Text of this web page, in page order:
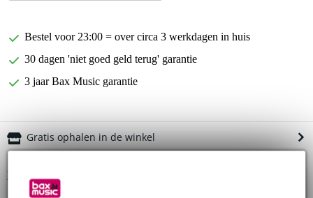
Bestel voor 23:00 = over circa 3 werkdagen in huis
30 dagen 'niet goed geld terug' garantie
3 jaar Bax Music garantie
Gratis ophalen in de winkel
Productinformatie